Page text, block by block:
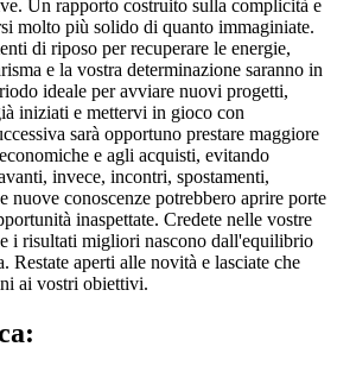
Un rapporto costruito sulla complicità e
molto più solido di quanto immaginiate.
di riposo per recuperare le energie,
e la vostra determinazione saranno in
ideale per avviare nuovi progetti,
iniziati e mettervi in gioco con
sarà opportuno prestare maggiore
e agli acquisti, evitando
invece, incontri, spostamenti,
nuove conoscenze potrebbero aprire porte
inaspettate. Credete nelle vostre
i risultati migliori nascono dall'equilibrio
Restate aperti alle novità e lasciate che
ai vostri obiettivi.